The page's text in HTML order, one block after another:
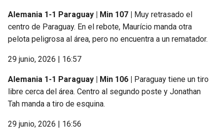
Alemania 1-1 Paraguay | Min 107 |
Muy retrasado el
centro de Paraguay. En el rebote, Maurício manda otra
pelota peligrosa al área, pero no encuentra a un rematador.
29 junio, 2026 | 16:57
Alemania 1-1 Paraguay | Min 106 |
Paraguay tiene un tiro
libre cerca del área. Centro al segundo poste y Jonathan
Tah manda a tiro de esquina.
29 junio, 2026 | 16:56